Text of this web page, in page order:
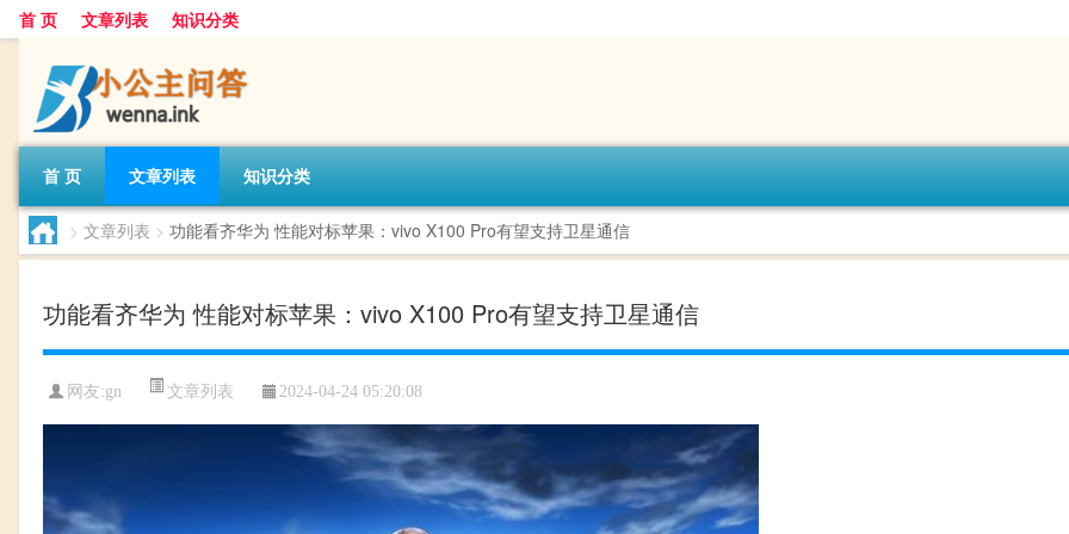
首 页 文章列表 知识分类
首 页 文章列表 知识分类
> 文章列表 > 功能看齐华为 性能对标苹果：vivo X100 Pro有望支持卫星通信
功能看齐华为 性能对标苹果：vivo X100 Pro有望支持卫星通信
网友:gn 文章列表 2024-04-24 05:20:08